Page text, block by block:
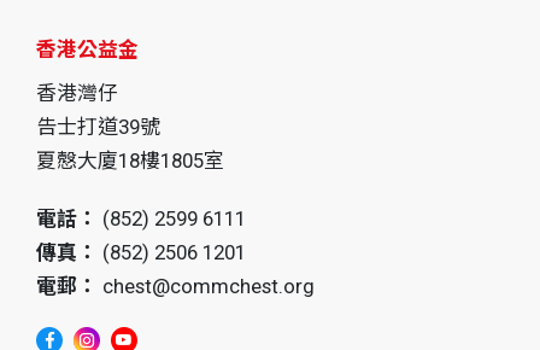
香港公益金
香港灣仔
告士打道39號
夏慤大廈18樓1805室
電話： (852) 2599 6111
傳真： (852) 2506 1201
電郵： chest@commchest.org